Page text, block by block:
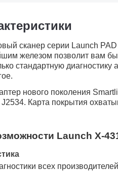
сканер серии Launch
железом позволит вам
стандартную
нового поколения
J2534. Карта покрытия
Launch X-
всех